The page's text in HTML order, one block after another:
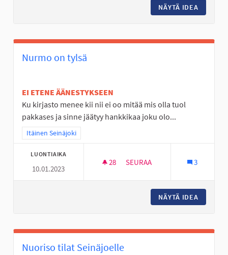
NÄYTÄ IDEA
Nurmo on tylsä
EI ETENE ÄÄNESTYKSEEN
Ku kirjasto menee kii nii ei oo mitää mis olla tuol
pakkases ja sinne jäätyy hankkikaa joku olo...
Rajaa tulokset teeman mukaan: Itäinen Seinäjoki
Itäinen Seinäjoki
LUONTIAIKA
10.01.2023
28 28 SEURAAJAA
SEURAA 3
NÄYTÄ IDEA
Nuoriso tilat Seinäjoelle